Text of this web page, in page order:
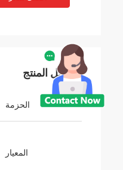
تفاصيل المنتج
الحزمة
المعيار